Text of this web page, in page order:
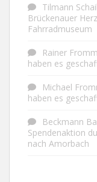
Tilmann
Brückenauer
Fahrradmuseum
Rainer
haben es
Michael
haben es
Beckmann
Spendenaktion
nach Amorbach